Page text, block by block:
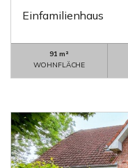
Einfamilienhaus
91 m²
WOHNFLÄCHE